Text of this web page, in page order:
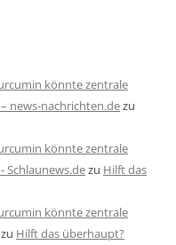
könnte zentrale
news-nachrichten.dezu
könnte zentrale
Schlaunews.dezu Hilft das
könnte zentrale
zu Hilft das überhaupt?